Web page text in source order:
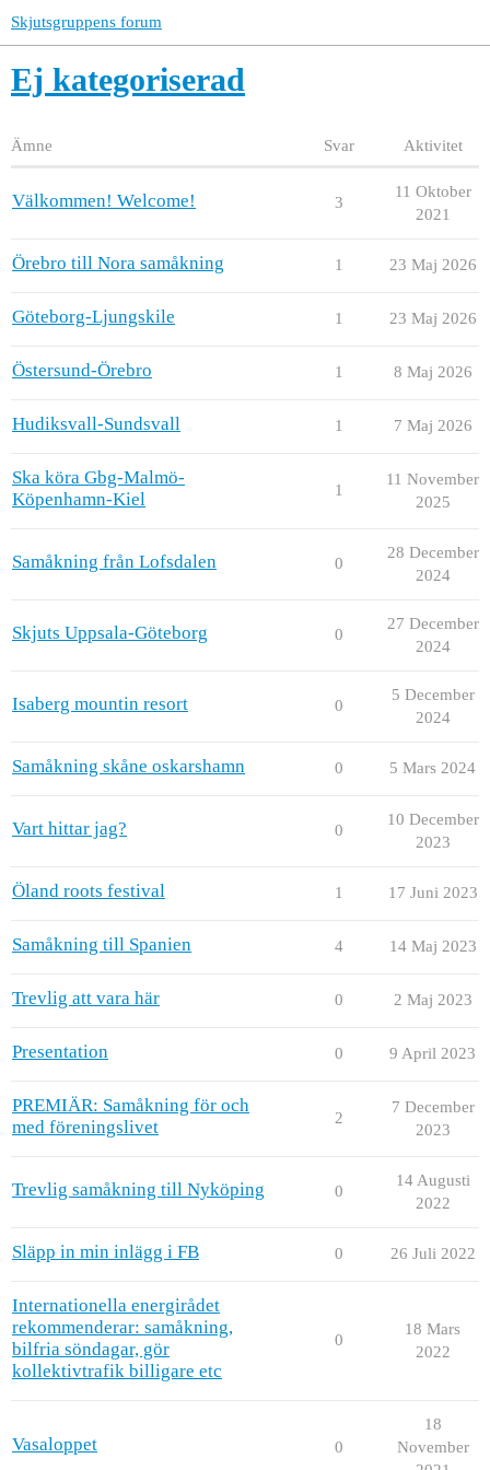
Skjutsgruppens forum
Ej kategoriserad
Ämne Svar Aktivitet
Välkommen! Welcome! 3
11 Oktober
2021
Örebro till Nora samåkning 1 23 Maj 2026
Göteborg-Ljungskile 1 23 Maj 2026
Östersund-Örebro 1 8 Maj 2026
Hudiksvall-Sundsvall 1 7 Maj 2026
Ska köra Gbg-Malmö-
Köpenhamn-Kiel
1
11 November
2025
Samåkning från Lofsdalen 0
28 December
2024
Skjuts Uppsala-Göteborg 0
27 December
2024
Isaberg mountin resort 0
5 December
2024
Samåkning skåne oskarshamn 0 5 Mars 2024
Vart hittar jag? 0
10 December
2023
Öland roots festival 1 17 Juni 2023
Samåkning till Spanien 4 14 Maj 2023
Trevlig att vara här 0 2 Maj 2023
Presentation 0 9 April 2023
PREMIÄR: Samåkning för och
med föreningslivet
2
7 December
2023
Trevlig samåkning till Nyköping 0
14 Augusti
2022
Släpp in min inlägg i FB 0 26 Juli 2022
Internationella energirådet
rekommenderar: samåkning,
bilfria söndagar, gör
kollektivtrafik billigare etc
0
18 Mars
2022
Vasaloppet 0
18
November